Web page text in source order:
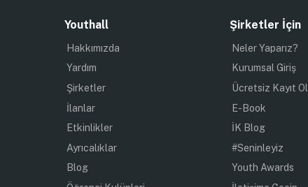
Youthall
Hakkımızda
Yardım
Şirketler
İlanlar
Etkinlikler
Ayrıcalıklar
Blog
Şirketler İçin
Neler Yaparız?
Kurumsal Giriş
Ücretsiz Kayıt Ol
E-Book
İK Blog
#Seninleyiz
Youth Awards